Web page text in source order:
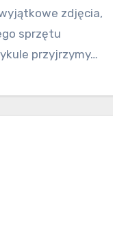
zdjęcia,
sprzętu
przyjrzymy…